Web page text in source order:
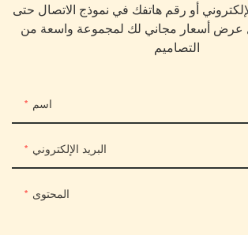
أو رقم هاتفك في نموذج الاتصال حتى
عرض أسعار مجاني لك لمجموعة واسعة من
التصاميم
اسم
البريد الإلكتروني
المحتوى